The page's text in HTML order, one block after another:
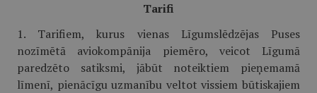
Tarifi
1. Tarifiem, kurus vienas Līgumslēdzējas Puses
nozīmētā aviokompānija piemēro, veicot Līgumā
paredzēto satiksmi, jābūt noteiktiem pieņemamā
līmenī, pienācīgu uzmanību veltot vissiem būtiskajiem